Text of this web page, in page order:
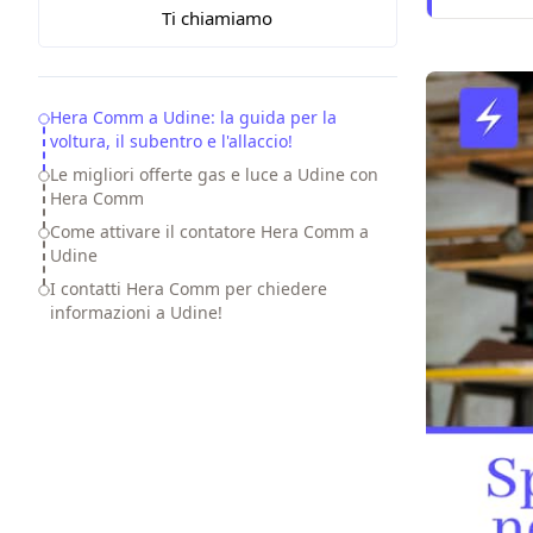
Ti chiamiamo
Table of Contents
Hera Comm a Udine: la guida per la
voltura, il subentro e l'allaccio!
Le migliori offerte gas e luce a Udine con
Hera Comm
Come attivare il contatore Hera Comm a
Udine
I contatti Hera Comm per chiedere
informazioni a Udine!